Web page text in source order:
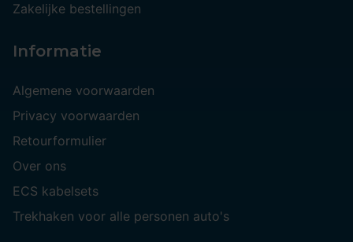
Zakelijke bestellingen
Informatie
Algemene voorwaarden
Privacy voorwaarden
Retourformulier
Over ons
ECS kabelsets
Trekhaken voor alle personen auto's